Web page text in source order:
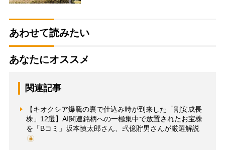
あわせて読みたい
あなたにオススメ
関連記事
【キオクシア爆騰の裏で仕込み時が到来した「割安成長
株」12選】AI関連銘柄への一極集中で放置されたお宝株
を「Bコミ」坂本慎太郎さん、弐億貯男さんが厳選解説